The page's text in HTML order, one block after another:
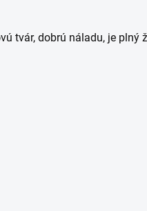
tvár, dobrú náladu, je plný